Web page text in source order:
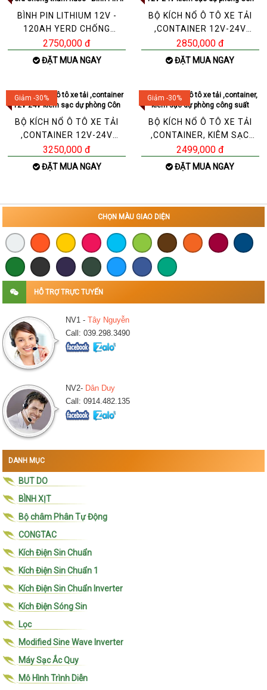
BÌNH PIN LITHIUM 12V -
120AH YERD CHỐNG
THẤM NƯỚC - BÌNH PIN LI
2750,000 đ
ĐẶT MUA NGAY
BỘ KÍCH NỔ Ô TÔ XE TẢI
,CONTAINER 12V-24V
KIÊM SẠC DỰ PHÒNG CÔN
2850,000 đ
ĐẶT MUA NGAY
Giảm -30%
BỘ KÍCH NỔ Ô TÔ XE TẢI
,CONTAINER 12V-24V
KIÊM SẠC DỰ PHÒNG CÔN
3250,000 đ
ĐẶT MUA NGAY
Giảm -30%
BỘ KÍCH NỔ Ô TÔ XE TẢI
,CONTAINER, KIÊM SẠC
DỰ PHÒNG CÔNG SUẤT
2499,000 đ
ĐẶT MUA NGAY
CHỌN MÀU GIAO DIỆN
HỖ TRỢ TRỰC TUYẾN
NV1 - Tây Nguyễn
Call: 039.298.3490
NV2- Dân Duy
Call: 0914.482.135
DANH MỤC
BUT DO
BÌNH XỊT
Bộ châm Phân Tự Động
CONGTAC
Kích Điện Sin Chuẩn
Kích Điện Sin Chuẩn 1
Kích Điện Sin Chuẩn Inverter
Kích Điện Sóng Sin
Lọc
Modified Sine Wave Inverter
Máy Sạc Ắc Quy
Mô Hình Trình Diễn